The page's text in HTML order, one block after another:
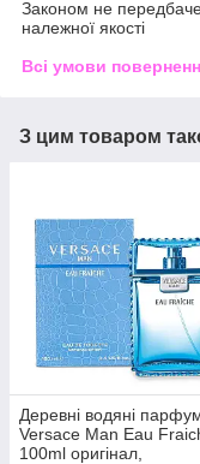
Законом не
належної якості
Всі умови
З цим товаром
Деревні водяні
Versace Man Eau
100ml оригінал,